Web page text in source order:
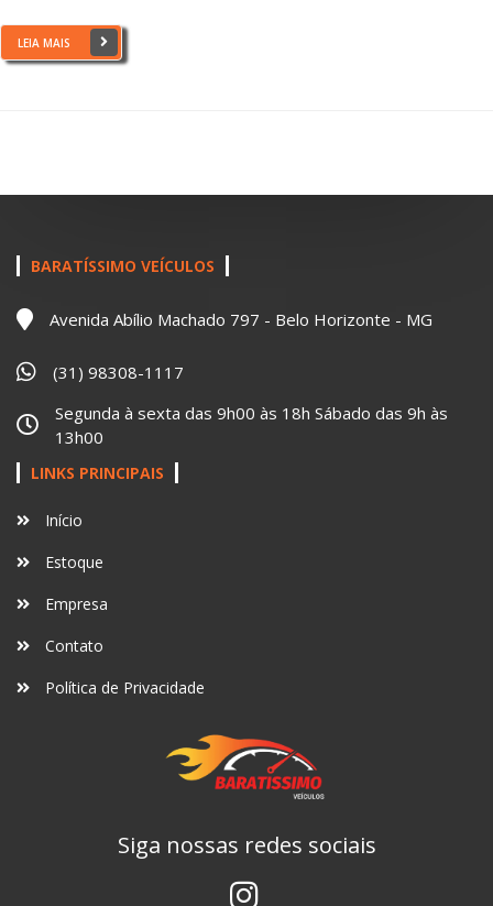
LEIA MAIS
BARATÍSSIMO VEÍCULOS
Avenida Abílio Machado 797 - Belo Horizonte - MG
(31) 98308-1117
Segunda à sexta das 9h00 às 18h Sábado das 9h às
13h00
LINKS PRINCIPAIS
Início
Estoque
Empresa
Contato
Política de Privacidade
Siga nossas redes sociais